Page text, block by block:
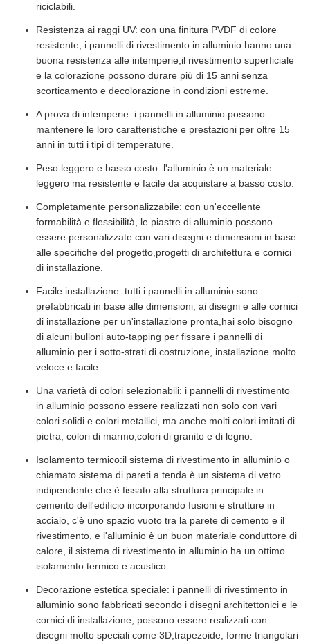
riciclabili.
Resistenza ai raggi UV: con una finitura PVDF di colore
resistente, i pannelli di rivestimento in alluminio hanno una
buona resistenza alle intemperie,il rivestimento superficiale
e la colorazione possono durare più di 15 anni senza
scorticamento e decolorazione in condizioni estreme.
A prova di intemperie: i pannelli in alluminio possono
mantenere le loro caratteristiche e prestazioni per oltre 15
anni in tutti i tipi di temperature.
Peso leggero e basso costo: l'alluminio è un materiale
leggero ma resistente e facile da acquistare a basso costo.
Completamente personalizzabile: con un'eccellente
formabilità e flessibilità, le piastre di alluminio possono
essere personalizzate con vari disegni e dimensioni in base
alle specifiche del progetto,progetti di architettura e cornici
di installazione.
Facile installazione: tutti i pannelli in alluminio sono
prefabbricati in base alle dimensioni, ai disegni e alle cornici
di installazione per un'installazione pronta,hai solo bisogno
di alcuni bulloni auto-tapping per fissare i pannelli di
alluminio per i sotto-strati di costruzione, installazione molto
veloce e facile.
Una varietà di colori selezionabili: i pannelli di rivestimento
in alluminio possono essere realizzati non solo con vari
colori solidi e colori metallici, ma anche molti colori imitati di
pietra, colori di marmo,colori di granito e di legno.
Isolamento termico:il sistema di rivestimento in alluminio o
chiamato sistema di pareti a tenda è un sistema di vetro
indipendente che è fissato alla struttura principale in
cemento dell'edificio incorporando fusioni e strutture in
acciaio, c'è uno spazio vuoto tra la parete di cemento e il
rivestimento, e l'alluminio è un buon materiale conduttore di
calore, il sistema di rivestimento in alluminio ha un ottimo
isolamento termico e acustico.
Decorazione estetica speciale: i pannelli di rivestimento in
alluminio sono fabbricati secondo i disegni architettonici e le
cornici di installazione, possono essere realizzati con
disegni molto speciali come 3D,trapezoide, forme triangolari